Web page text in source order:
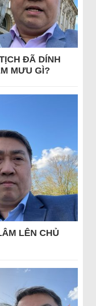
ĐÃ DÍNH
MƯU GÌ?
LÊN CHỦ